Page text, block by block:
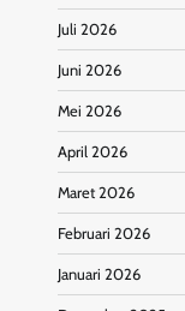
Juli 2026
Juni 2026
Mei 2026
April 2026
Maret 2026
Februari 2026
Januari 2026